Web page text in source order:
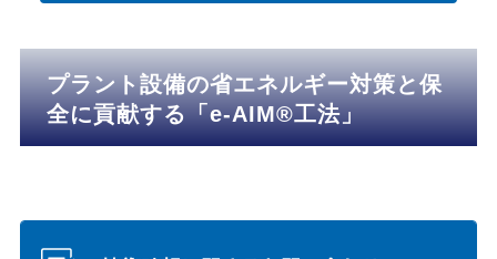
プラント設備の省エネルギー対策と保
全に貢献する「e-AIM®工法」